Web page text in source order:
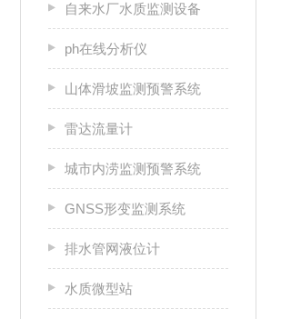
自来水厂水质监测设备
ph在线分析仪
山体滑坡监测预警系统
雷达流量计
城市内涝监测预警系统
GNSS形变监测系统
排水管网液位计
水质微型站